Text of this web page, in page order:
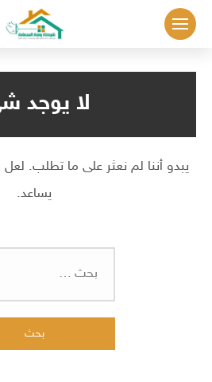
التجاوز
المحتوى
لا يوجد
يبدو أننا لم نعثر على ما تطلب.
يساعد.